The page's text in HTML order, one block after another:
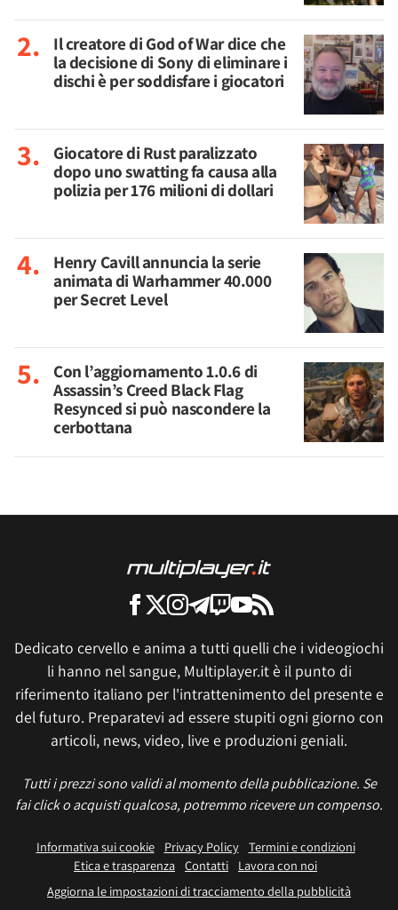
Il creatore di God of War dice che
la decisione di Sony di eliminare i
dischi è per soddisfare i giocatori
Giocatore di Rust paralizzato
dopo uno swatting fa causa alla
polizia per 176 milioni di dollari
Henry Cavill annuncia la serie
animata di Warhammer 40.000
per Secret Level
Con l’aggiornamento 1.0.6 di
Assassin’s Creed Black Flag
Resynced si può nascondere la
cerbottana
Dedicato cervello e anima a tutti quelli che i videogiochi
li hanno nel sangue, Multiplayer.it è il punto di
riferimento italiano per l'intrattenimento del presente e
del futuro. Preparatevi ad essere stupiti ogni giorno con
articoli, news, video, live e produzioni geniali.
Tutti i prezzi sono validi al momento della pubblicazione. Se
fai click o acquisti qualcosa, potremmo ricevere un compenso.
Informativa sui cookie Privacy Policy
Termini e condizioni
Etica e trasparenza Contatti
Lavora con noi
Aggiorna le impostazioni di tracciamento della pubblicità